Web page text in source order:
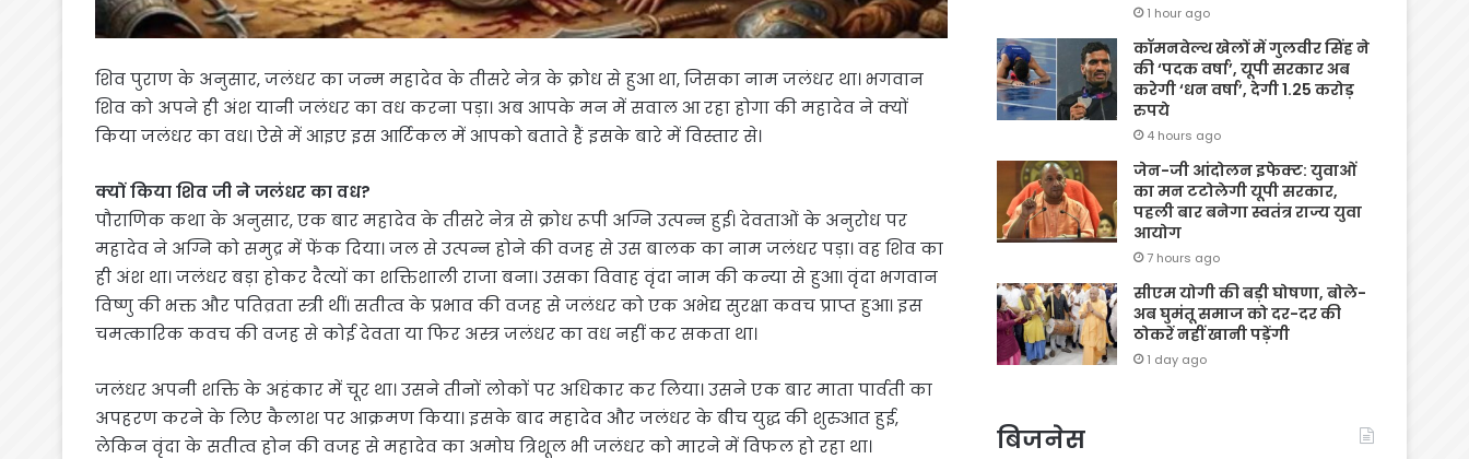
शिव पुराण के अनुसार, जलंधर का जन्म महादेव के तीसरे नेत्र के क्रोध से हुआ था, जिसका नाम जलंधर था। भगवान
शिव को अपने ही अंश यानी जलंधर का वध करना पड़ा। अब आपके मन में सवाल आ रहा होगा की महादेव ने क्यों
किया जलंधर का वध। ऐसे में आइए इस आर्टिकल में आपको बताते हैं इसके बारे में विस्तार से।
क्यों किया शिव जी ने जलंधर का वध?
पौराणिक कथा के अनुसार, एक बार महादेव के तीसरे नेत्र से क्रोध रूपी अग्नि उत्पन्न हुई। देवताओं के अनुरोध पर
महादेव ने अग्नि को समुद्र में फेंक दिया। जल से उत्पन्न होने की वजह से उस बालक का नाम जलंधर पड़ा। वह शिव का
ही अंश था। जलंधर बड़ा होकर दैत्यों का शक्तिशाली राजा बना। उसका विवाह वृंदा नाम की कन्या से हुआ। वृंदा भगवान
विष्णु की भक्त और पतिव्रता स्त्री थीं। सतीत्व के प्रभाव की वजह से जलंधर को एक अभेद्य सुरक्षा कवच प्राप्त हुआ। इस
चमत्कारिक कवच की वजह से कोई देवता या फिर अस्त्र जलंधर का वध नहीं कर सकता था।
जलंधर अपनी शक्ति के अहंकार में चूर था। उसने तीनों लोकों पर अधिकार कर लिया। उसने एक बार माता पार्वती का
अपहरण करने के लिए कैलाश पर आक्रमण किया। इसके बाद महादेव और जलंधर के बीच युद्ध की शुरुआत हुई,
लेकिन वृंदा के सतीत्व होन की वजह से महादेव का अमोघ त्रिशूल भी जलंधर को मारने में विफल हो रहा था।
1 hour ago
कॉमनवेल्थ खेलों में गुलवीर सिंह ने
की ‘पदक वर्षा’, यूपी सरकार अब
करेगी ‘धन वर्षा’, देगी 1.25 करोड़
रुपये
4 hours ago
जेन-जी आंदोलन इफेक्ट: युवाओं
का मन टटोलेगी यूपी सरकार,
पहली बार बनेगा स्वतंत्र राज्य युवा
आयोग
7 hours ago
सीएम योगी की बड़ी घोषणा, बोले-
अब घुमंतू समाज को दर-दर की
ठोकरें नहीं खानी पड़ेंगी
1 day ago
बिजनेस